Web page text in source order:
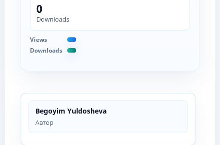
Begoyim Yuldosheva
Автор
0
Downloads
Views
Downloads